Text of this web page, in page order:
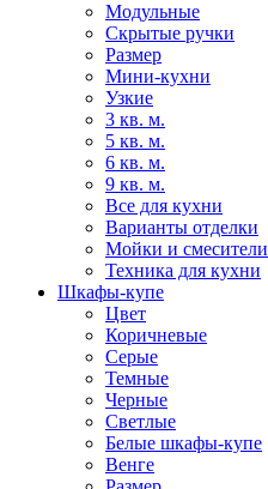
Модульные
Скрытые ручки
Размер
Мини-кухни
Узкие
3 кв. м.
5 кв. м.
6 кв. м.
9 кв. м.
Все для кухни
Варианты отделки
Мойки и смесители
Техника для кухни
Шкафы-купе
Цвет
Коричневые
Серые
Темные
Черные
Светлые
Белые шкафы-купе
Венге